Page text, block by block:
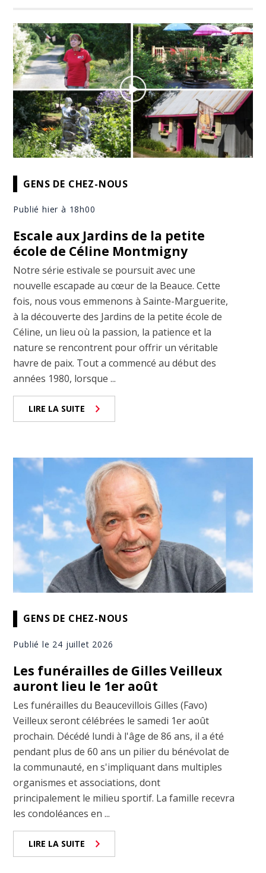
GENS DE CHEZ-NOUS
Publié hier à 18h00
Escale aux Jardins de la petite
école de Céline Montmigny
Notre série estivale se poursuit avec une
nouvelle escapade au cœur de la Beauce. Cette
fois, nous vous emmenons à Sainte-Marguerite,
à la découverte des Jardins de la petite école de
Céline, un lieu où la passion, la patience et la
nature se rencontrent pour offrir un véritable
havre de paix. Tout a commencé au début des
années 1980, lorsque ...
LIRE LA SUITE
GENS DE CHEZ-NOUS
Publié le 24 juillet 2026
Les funérailles de Gilles Veilleux
auront lieu le 1er août
Les funérailles du Beaucevillois Gilles (Favo)
Veilleux seront célébrées le samedi 1er août
prochain. Décédé lundi à l'âge de 86 ans, il a été
pendant plus de 60 ans un pilier du bénévolat de
la communauté, en s'impliquant dans multiples
organismes et associations, dont
principalement le milieu sportif. La famille recevra
les condoléances en ...
LIRE LA SUITE